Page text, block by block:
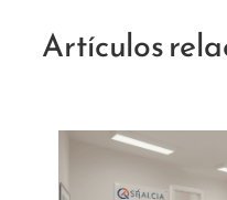
Artículos